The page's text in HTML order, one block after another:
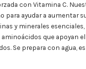
con Vitamina C.
para ayudar a aumentar
y minerales
que apoyan
Se prepara con agua,